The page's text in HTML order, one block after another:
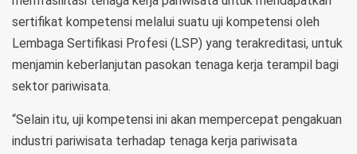
sertifikat kompetensi melalui suatu uji kompetensi oleh
Lembaga Sertifikasi Profesi (LSP) yang terakreditasi, untuk
menjamin keberlanjutan pasokan tenaga kerja terampil bagi
sektor pariwisata.
“Selain itu, uji kompetensi ini akan mempercepat pengakuan
industri pariwisata terhadap tenaga kerja pariwisata